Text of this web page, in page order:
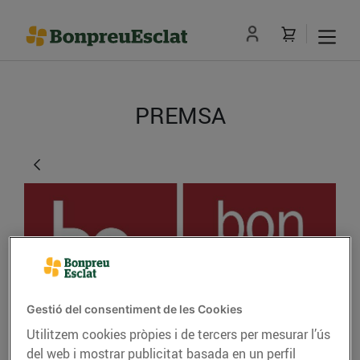
PREMSA
Tornem a ser els
Gestió del consentiment de les Cookies
Utilitzem cookies pròpies i de tercers per mesurar l’ús
del web i mostrar publicitat basada en un perfil